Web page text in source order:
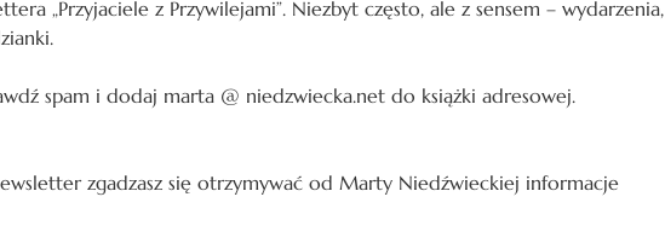
„Przyjaciele z Przywilejami”. Niezbyt często, ale z sensem – wydarzenia,
spam i dodaj marta @ niedzwiecka.net do książki adresowej.
zgadzasz się otrzymywać od Marty Niedźwieckiej informacje